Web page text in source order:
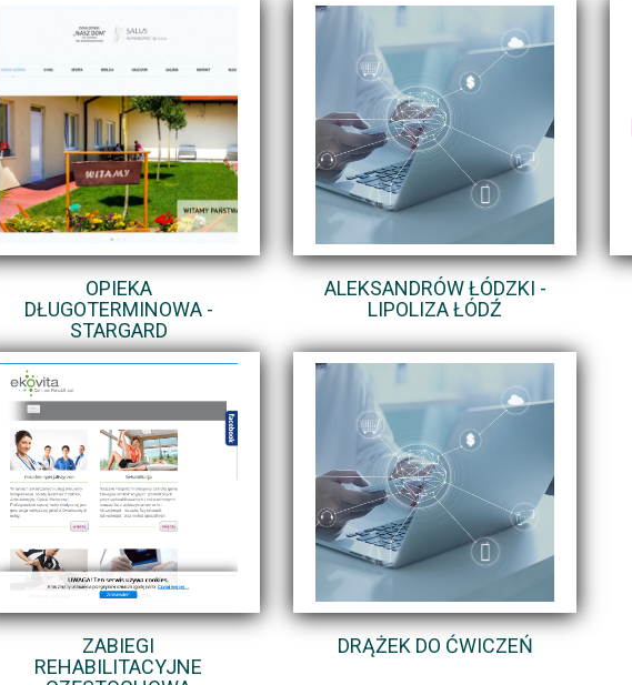
OPIEKA
DŁUGOTERMINOWA -
STARGARD
ALEKSANDRÓW ŁÓDZKI -
LIPOLIZA ŁÓDŹ
ZABIEGI
REHABILITACYJNE
DRĄŻEK DO ĆWICZEŃ